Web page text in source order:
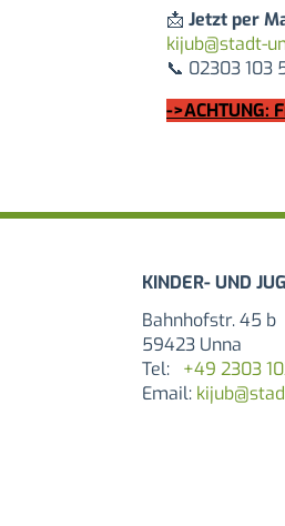
📩 Jetzt per
kijub@stadt-
📞 02303 103
->ACHTUNG:
Bahnhofstr. 45 b
59423 Unna
Tel: +49 2303
Email: